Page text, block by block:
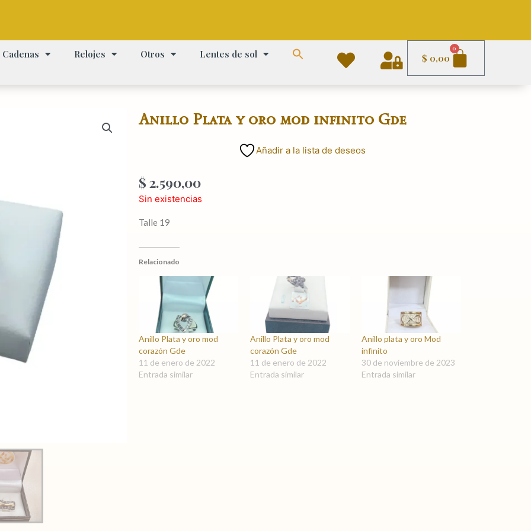
Cadenas Relojes Otros Lentes de sol $ 0,00
0
Carrito
Anillo Plata y oro mod infinito Gde
Añadir a la lista de deseos
$ 2.590,00
Sin existencias
Talle 19
Relacionado
Anillo Plata y oro mod
corazón Gde
11 de enero de 2022
Entrada similar
Anillo Plata y oro mod
corazón Gde
11 de enero de 2022
Entrada similar
Anillo plata y oro Mod
infinito
30 de noviembre de 2023
Entrada similar